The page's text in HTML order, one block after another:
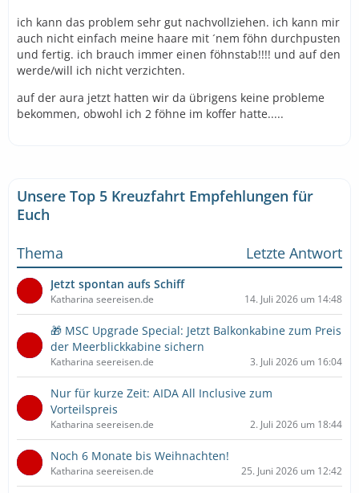
ich kann das problem sehr gut nachvollziehen. ich kann mir
auch nicht einfach meine haare mit ´nem föhn durchpusten
und fertig. ich brauch immer einen föhnstab!!!! und auf den
werde/will ich nicht verzichten.
auf der aura jetzt hatten wir da übrigens keine probleme
bekommen, obwohl ich 2 föhne im koffer hatte.....
Unsere Top 5 Kreuzfahrt Empfehlungen für
Euch
Thema
Letzte Antwort
Jetzt spontan aufs Schiff
Katharina seereisen.de 14. Juli 2026 um 14:48
🎁 MSC Upgrade Special: Jetzt Balkonkabine zum Preis
der Meerblickkabine sichern
Katharina seereisen.de 3. Juli 2026 um 16:04
Nur für kurze Zeit: AIDA All Inclusive zum
Vorteilspreis
Katharina seereisen.de 2. Juli 2026 um 18:44
Noch 6 Monate bis Weihnachten!
Katharina seereisen.de 25. Juni 2026 um 12:42